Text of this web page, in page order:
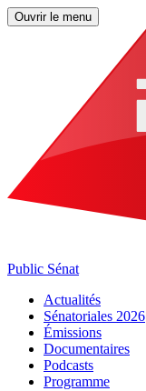
Ouvrir le menu
Public Sénat
Actualités
Sénatoriales 2026
Émissions
Documentaires
Podcasts
Programme